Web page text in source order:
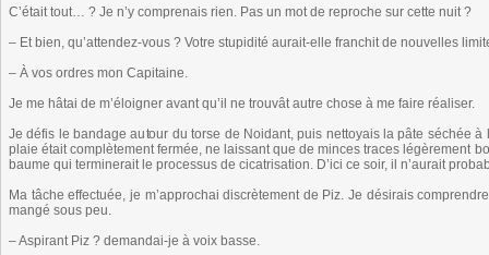
C’était tout… ? Je n’y comprenais rien. Pas un mot de reproche sur cette nuit ?
– Et bien, qu’attendez-vous ? Votre stupidité aurait-elle franchit de nouvelles
– À vos ordres mon Capitaine.
Je me hâtai de m’éloigner avant qu’il ne trouvât autre chose à me faire réaliser.
Je défis le bandage autour du torse de Noidant, puis nettoyais la pâte séchée
plaie était complètement fermée, ne laissant que de minces traces légèrement
baume qui terminerait le processus de cicatrisation. D’ici ce soir, il n’aurait
Ma tâche effectuée, je m’approchai discrètement de Piz. Je désirais
mangé sous peu.
– Aspirant Piz ? demandai-je à voix basse.